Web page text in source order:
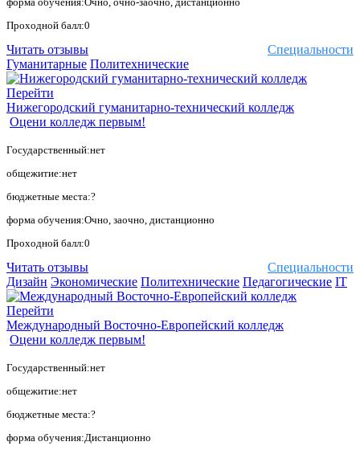
Проходной балл:0
Специальности
Читать отзывы
Гуманитарные Политехнические
Перейти
Нижегородский гуманитарно-технический колледж
Оцени колледж первым!
Государственный:нет
общежитие:нет
бюджетные места:?
форма обучения:Очно, заочно, дистанционно
Проходной балл:0
Специальности
Читать отзывы
Дизайн Экономические Политехнические Педагогические IT
Перейти
Международный Восточно-Европейский колледж
Оцени колледж первым!
Государственный:нет
общежитие:нет
бюджетные места:?
форма обучения:Дистанционно